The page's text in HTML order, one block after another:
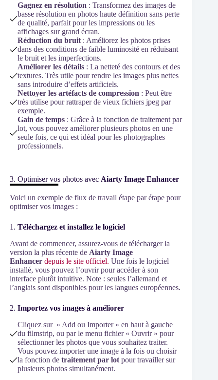
Gagnez en résolution : Transformez des images de
basse résolution en photos haute définition sans perte
de qualité, parfait pour les impressions ou les
affichages sur grand écran.
Réduction du bruit : Améliorez les photos prises
dans des conditions de faible luminosité en réduisant
le bruit et les imperfections.
Améliorer les détails : La netteté des contours et des
textures. Très utile pour rendre les images plus nettes
sans introduire d’effets artificiels.
Nettoyer les artéfacts de compression : Peut être
très utilise pour rattraper de vieux fichiers jpeg par
exemple.
Gain de temps : Grâce à la fonction de traitement par
lot, vous pouvez améliorer plusieurs photos en une
seule fois, ce qui est idéal pour les photographes
professionnels.
3. Optimiser vos photos avec Aiarty Image Enhancer
Voici un exemple de flux de travail étape par étape pour
optimiser vos images :
1. Téléchargez et installez le logiciel
Avant de commencer, assurez-vous de télécharger la
version la plus récente de Aiarty Image
Enhancer depuis le site officiel. Une fois le logiciel
installé, vous pouvez l’ouvrir pour accéder à son
interface plutôt intuitive. Note : seules l’allemand et
l’anglais sont disponibles pour les langues européennes.
2. Importez vos images à améliorer
Cliquez sur » Add ou Importer » en haut à gauche
du filmstrip, ou par le menu fichier « Ouvrir » pour
sélectionner les photos que vous souhaitez traiter.
Vous pouvez importer une image à la fois ou choisir
la fonction de traitement par lot pour travailler sur
plusieurs photos simultanément.